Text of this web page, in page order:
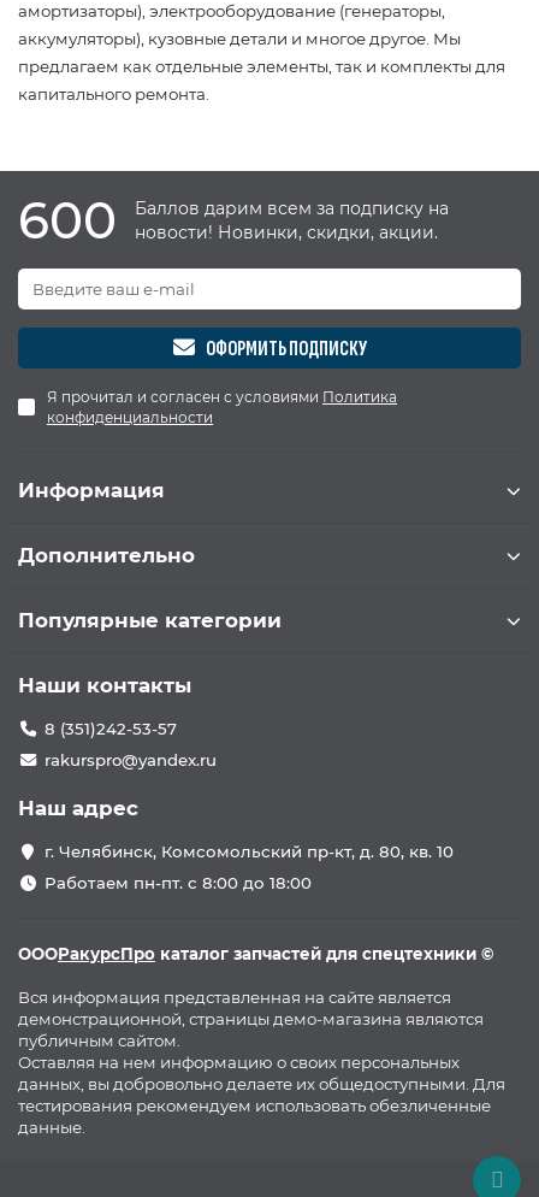
амортизаторы), электрооборудование (генераторы,
аккумуляторы), кузовные детали и многое другое. Мы
предлагаем как отдельные элементы, так и комплекты для
капитального ремонта.
600
Баллов дарим всем за подписку на
новости! Новинки, скидки, акции.
ОФОРМИТЬ ПОДПИСКУ
Я прочитал и согласен с условиями Политика
конфиденциальности
Информация
Дополнительно
Популярные категории
Наши контакты
8 (351)242-53-57
rakurspro@yandex.ru
Наш адрес
г. Челябинск, Комсомольский пр-кт, д. 80, кв. 10
Работаем пн-пт. с 8:00 до 18:00
ОООРакурсПро каталог запчастей для спецтехники ©
Вся информация представленная на сайте является
демонстрационной, страницы демо-магазина являются
публичным сайтом.
Оставляя на нем информацию о своих персональных
данных, вы добровольно делаете их общедоступными. Для
тестирования рекомендуем использовать обезличенные
данные.